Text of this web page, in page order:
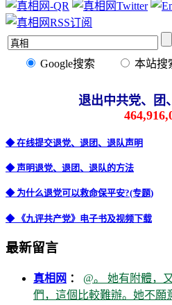
Google搜索 本站搜
退出中共党、团
◆ 在线提交退党、退团、退队声明
◆ 声明退党、退团、退队的方法
◆ 为什么退党可以救命保平安?(专题)
◆ 《九评共产党》电子书及视频下载
最新留言
真相网 ： @。 她有附體，
們，這個比較難辦。她不願